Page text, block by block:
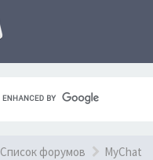
Список форумов MyChat